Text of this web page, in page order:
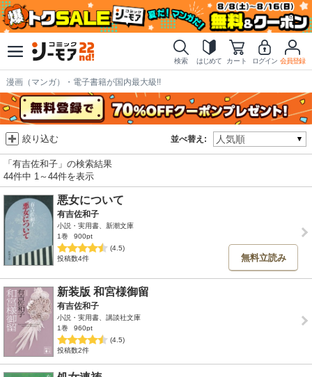
検索 はじめて カート ログイン 会員登録
漫画（マンガ）・電子書籍が国内最大級!!
並べ替え:
絞り込む
「有吉佐和子」の検索結果
44件中 1～44件を表示
悪女について
有吉佐和子
小説・実用書、新潮文庫
1巻
900pt
(4.5)
投稿数4件
無料立読み
新装版 和宮様御留
有吉佐和子
小説・実用書、講談社文庫
1巻
960pt
(4.5)
投稿数2件